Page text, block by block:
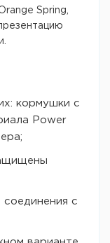
Spring,
кормушки с
Power
соединения с